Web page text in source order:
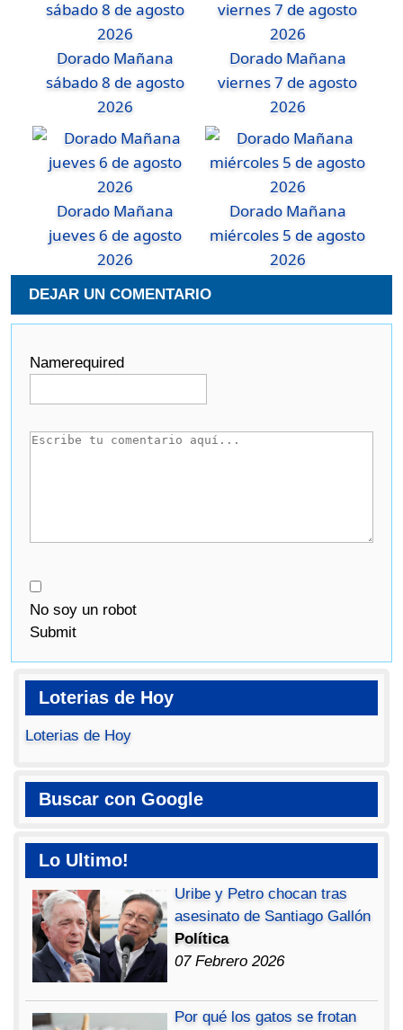
Dorado Mañana
sábado 8 de agosto
2026
Dorado Mañana
viernes 7 de agosto
2026
Dorado Mañana
jueves 6 de agosto
2026
Dorado Mañana
miércoles 5 de agosto
2026
DEJAR UN COMENTARIO
Namerequired
No soy un robot
Submit
Loterias de Hoy
Loterias de Hoy
Buscar con Google
Lo Ultimo!
Uribe y Petro chocan tras
asesinato de Santiago Gallón
Política
07 Febrero 2026
Por qué los gatos se frotan